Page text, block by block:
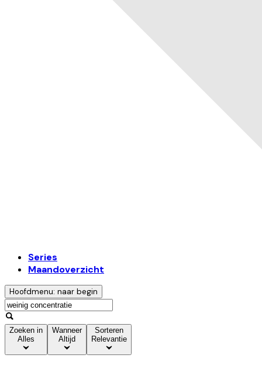
Series
Maandoverzicht
Hoofdmenu: naar begin
Zoeken in
Alles
Wanneer
Altijd
Sorteren
Relevantie